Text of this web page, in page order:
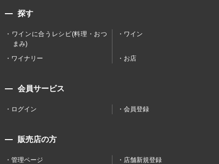
探す
ワインに合うレシピ(料理・おつ
まみ)
ワイン
ワイナリー お店
会員サービス
ログイン 会員登録
販売店の方
管理ページ 店舗新規登録